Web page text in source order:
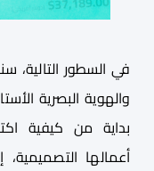
في السطور
والهوية البصرية
بداية من كيفية
أعمالها